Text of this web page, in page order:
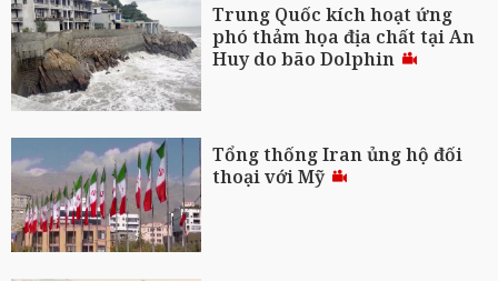
Trung Quốc kích hoạt ứng
phó thảm họa địa chất tại An
Huy do bão Dolphin
Tổng thống Iran ủng hộ đối
thoại với Mỹ